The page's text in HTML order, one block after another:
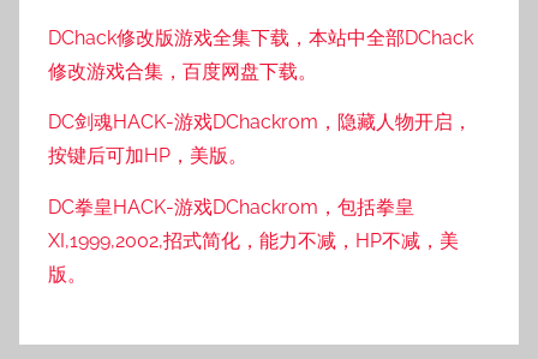
DChack修改版游戏全集下载，本站中全部DChack
修改游戏合集，百度网盘下载。
DC剑魂HACK-游戏DChackrom，隐藏人物开启，
按键后可加HP，美版。
DC拳皇HACK-游戏DChackrom，包括拳皇
XI,1999,2002,招式简化，能力不减，HP不减，美
版。